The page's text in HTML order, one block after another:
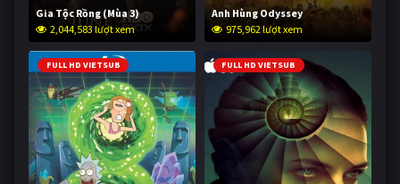
Gia Tộc Rồng (Mùa 3)
2,044,583 lượt xem
Anh Hùng Odyssey
975,962 lượt xem
FULL HD VIETSUB FULL HD VIETSUB